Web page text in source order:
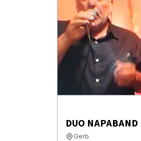
DUO NAPABAND
Gerb